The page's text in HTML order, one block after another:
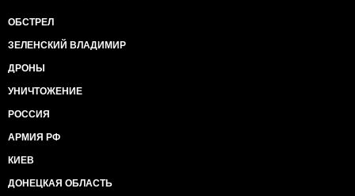
ОБСТРЕЛ
ЗЕЛЕНСКИЙ ВЛАДИМИР
ДРОНЫ
УНИЧТОЖЕНИЕ
РОССИЯ
АРМИЯ РФ
КИЕВ
ДОНЕЦКАЯ ОБЛАСТЬ